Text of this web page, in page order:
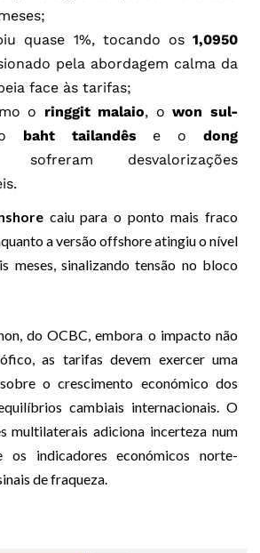
quase 1%, tocando os1,0950
pela abordagem calma da
face às tarifas;
o ringgit malaio, owon sul-
baht tailandês e odong
sofreram desvalorizações
caiu para o ponto mais fraco
a versão offshore atingiu o nível
meses, sinalizando tensão no bloco
do OCBC, embora o impacto não
as tarifas devem exercer uma
o crescimento económico dos
cambiais internacionais. O
multilaterais adiciona incerteza num
os indicadores económicos norte-
de fraqueza.